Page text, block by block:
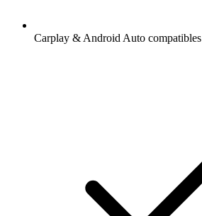
Carplay & Android Auto compatibles